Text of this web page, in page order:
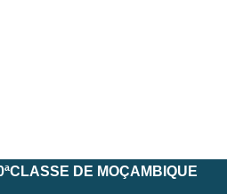
DE MOÇAMBIQUE